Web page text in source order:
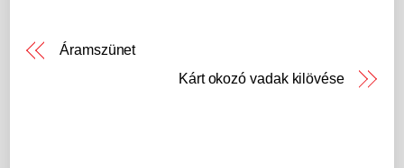
Áramszünet
Kárt okozó vadak kilövése